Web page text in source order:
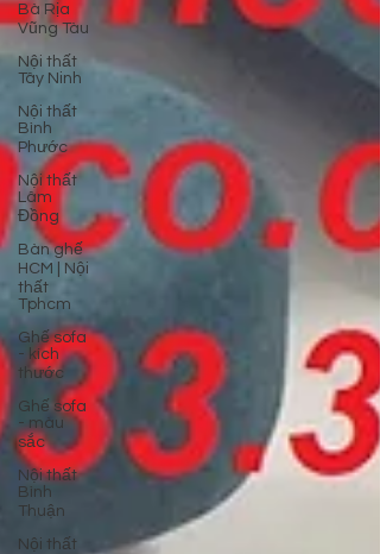
Bà Rịa
Vũng Tàu
Nội thất
Tây Ninh
Nội thất
Bình
Phước
Nội thất
Lâm
Đồng
Bàn ghế
HCM | Nội
thất
Tphcm
Ghế sofa
- kích
thước
Ghế sofa
- màu
sắc
Nội thất
Bình
Thuận
Nội thất